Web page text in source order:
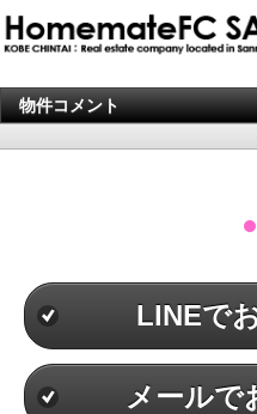
物件コメント
LINEで
メールで